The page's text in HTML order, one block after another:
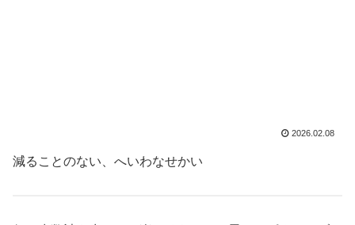
2026.02.08
減ることのない、へいわなせかい